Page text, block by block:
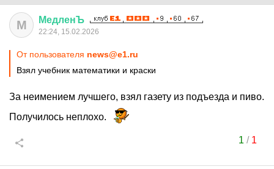
М МедленЪ
22:24, 15.02.2026
От пользователя news@e1.ru
Взял учебник математики и краски
За неимением лучшего, взял газету из подъезда и пиво.
Получилось неплохо.
1 / 1